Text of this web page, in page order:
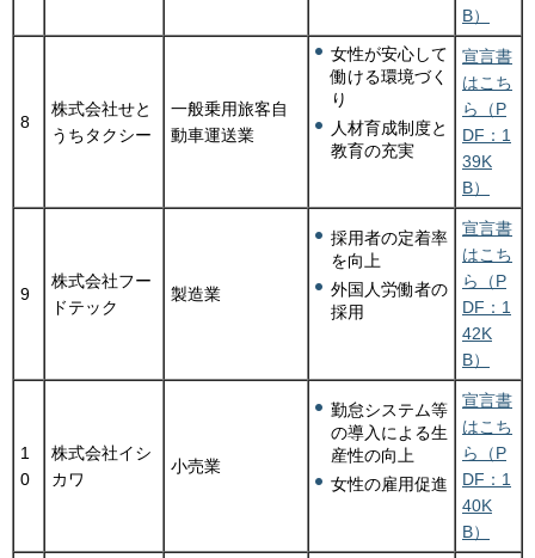
B）
8
株式会社せと
うちタクシー
一般乗用旅客自
動車運送業
女性が安心して
働ける環境づく
り
人材育成制度と
教育の充実
宣言書
はこち
ら（P
DF：1
39K
B）
9
株式会社フー
ドテック
製造業
採用者の定着率
を向上
外国人労働者の
採用
宣言書
はこち
ら（P
DF：1
42K
B）
1
0
株式会社イシ
カワ
小売業
勤怠システム等
の導入による生
産性の向上
女性の雇用促進
宣言書
はこち
ら（P
DF：1
40K
B）